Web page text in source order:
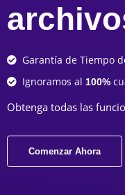
Garantía de Tiempo
Ignoramos al 100%
Obtenga todas las
Comenzar Ahora